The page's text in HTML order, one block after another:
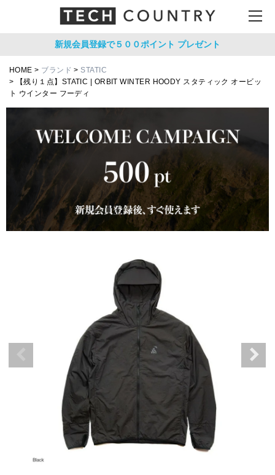
新規会員登録で５００ポイント プレゼント
HOME ブランド
STATIC
【残り１点】STATIC | ORBIT WINTER HOODY スタティック オービッ
ト ウインター フーディ